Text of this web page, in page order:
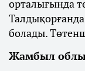
орталығында
болады.
Жамбыл